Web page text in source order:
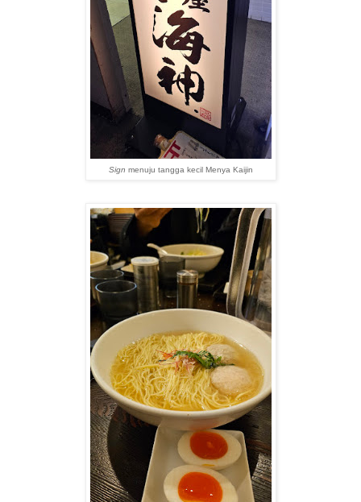
Sign menuju tangga kecil Menya Kaijin